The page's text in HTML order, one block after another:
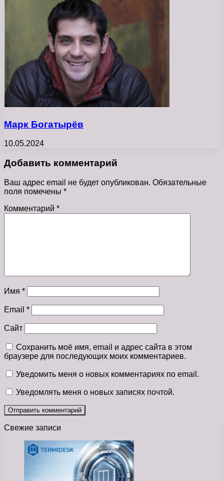
Марк Богатырёв
10.05.2024
Добавить комментарий
Ваш адрес email не будет опубликован. Обязательные
поля помечены *
Комментарий *
Имя *
Email *
Сайт
Сохранить моё имя, email и адрес сайта в этом
браузере для последующих моих комментариев.
Уведомить меня о новых комментариях по email.
Уведомлять меня о новых записях почтой.
Свежие записи